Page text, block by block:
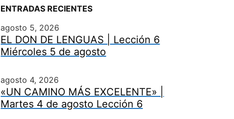
ENTRADAS RECIENTES
agosto 5, 2026
EL DON DE LENGUAS | Lección 6
Miércoles 5 de agosto
agosto 4, 2026
«UN CAMINO MÁS EXCELENTE» |
Martes 4 de agosto Lección 6